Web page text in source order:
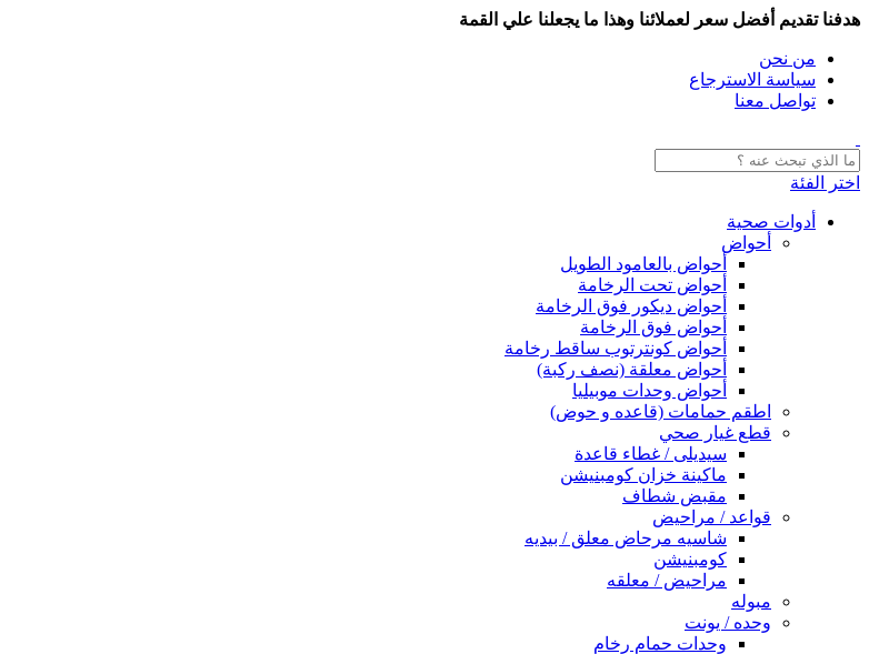
هدفنا تقديم أفضل سعر لعملائنا وهذا ما يجعلنا علي القمة
من نحن
سياسة الاسترجاع
تواصل معنا
اختر الفئة
أدوات صحية
أحواض
أحواض بالعامود الطويل
أحواض تحت الرخامة
أحواض ديكور فوق الرخامة
أحواض فوق الرخامة
أحواض كونترتوب ساقط رخامة
أحواض معلقة (نصف ركبة)
أحواض وحدات موبيليا
اطقم حمامات (قاعده و حوض)
قطع غيار صحي
سيديلى / غطاء قاعدة
ماكينة خزان كومبنيشن
مقبض شطاف
قواعد / مراحيض
شاسيه مرحاض معلق / بيديه
كومبنيشن
مراحيض / معلقه
مبوله
وحده / يونت
وحدات حمام رخام